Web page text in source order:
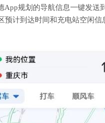
App规划的导航信息一键发送
预计到达时间和充电站空闲